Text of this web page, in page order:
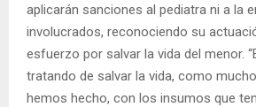
aplicarán sanciones al pediatra ni a la
involucrados, reconociendo su
esfuerzo por salvar la vida del menor.
tratando de salvar la vida, como
hemos hecho, con los insumos que